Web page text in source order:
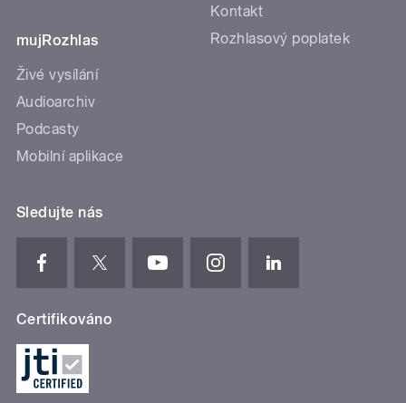
mujRozhlas
Živé vysílání
Audioarchiv
Podcasty
Mobilní aplikace
Kontakt
Rozhlasový poplatek
Sledujte nás
Certifikováno